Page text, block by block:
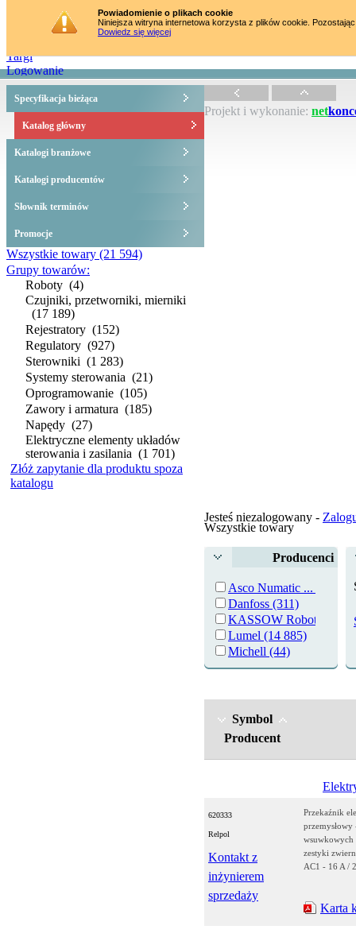
Strona główna
Katalog towarów
Targi
Logowanie
Specyfikacja bieżąca
Katalog główny
Katalogi branżowe
Katalogi producentów
Słownik terminów
Promocje
Wszystkie towary (21 594)
Grupy towarów:
Roboty (4)
Czujniki, przetworniki, mierniki
(17 189)
Rejestratory (152)
Regulatory (927)
Sterowniki (1 283)
Systemy sterowania (21)
Oprogramowanie (105)
Zawory i armatura (185)
Napędy (27)
Elektryczne elementy układów
sterowania i zasilania (1 701)
Złóż zapytanie dla produktu spoza
katalogu
Jesteś niezalogowany -
Wszystkie towary
Producenci
Asco Numatic ... (62)
Danfoss (311)
KASSOW Robot ... (4)
Lumel (14 885)
Michell (44)
Relpol (1 676)
SKAMER-ACM (5)
SONEL (297)
WIKA (2 872)
Symbol
Producent
620333
Relpol
Kontakt z
inżynierem
sprzedaży
Przekaźnik
przemysłowy
wsuwkowych
zestyki
AC1 - 16 A /
Karta
Projekt i wykonanie: net
Powiadomienie o plikach cookie
Niniejsza witryna internetowa korzysta z plików cookie.
Dowiedz się więcej